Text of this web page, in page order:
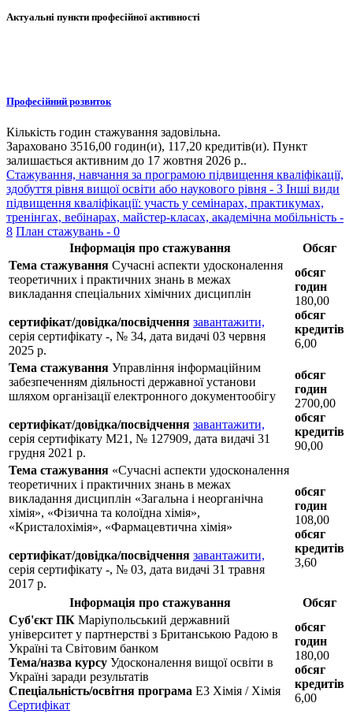
Актуальні пункти професійної активності
Професійний розвиток
Кількість годин стажування задовільна.
Зараховано 3516,00 годин(и), 117,20 кредитів(и). Пункт
залишається активним до 17 жовтня 2026 р..
Стажування, навчання за програмою підвищення кваліфікації,
здобуття рівня вищої освіти або наукового рівня - 3 Інші види
підвищення кваліфікації: участь у семінарах, практикумах,
тренінгах, вебінарах, майстер-класах, академічна мобільність -
8 План стажувань - 0
Інформація про стажування
Обсяг
Тема стажування Сучасні аспекти удосконалення
теоретичних і практичних знань в межах
викладання спеціальних хімічних дисциплін
сертифікат/довідка/посвідчення завантажити,
серія сертифікату -, № 34, дата видачі 03 червня
2025 р.
обсяг
годин
180,00
обсяг
кредитів
6,00
Тема стажування Управління інформаційним
забезпеченням діяльності державної установи
шляхом організації електронного документообігу
сертифікат/довідка/посвідчення завантажити,
серія сертифікату М21, № 127909, дата видачі 31
грудня 2021 р.
обсяг
годин
2700,00
обсяг
кредитів
90,00
Тема стажування «Сучасні аспекти удосконалення
теоретичних і практичних знань в межах
викладання дисциплін «Загальна і неорганічна
хімія», «Фізична та колоїдна хімія»,
«Кристалохімія», «Фармацевтична хімія»
сертифікат/довідка/посвідчення завантажити,
серія сертифікату -, № 03, дата видачі 31 травня
2017 р.
обсяг
годин
108,00
обсяг
кредитів
3,60
Інформація про стажування
Обсяг
Суб'єкт ПК Маріупольський державний
університет у партнерстві з Британською Радою в
Україні та Світовим банком
Тема/назва курсу Удосконалення вищої освіти в
Україні заради результатів
Спеціальність/освітня програма E3 Хімія / Хімія
Сертифікат
обсяг
годин
180,00
обсяг
кредитів
6,00